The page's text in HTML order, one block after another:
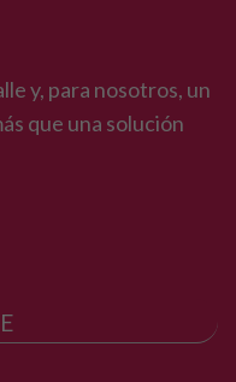
y, para nosotros, un
que una solución